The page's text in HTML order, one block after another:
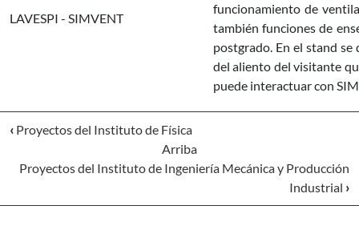
LAVESPI - SIMVENT
funcionamiento de
también funciones de
postgrado. En el stand
del aliento del visitante
puede interactuar con
‹ Proyectos del Instituto de Física
Arriba
Proyectos del Instituto de Ingeniería Mecánica y Producción
Industrial ›